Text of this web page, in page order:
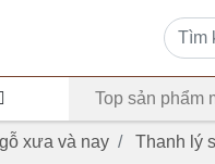
Top sản phẩm
xưa và nay Thanh lý